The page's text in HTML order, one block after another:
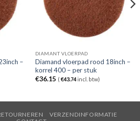
–
DIAMANT VLOERPAD
Diamand vloerpad rood 18inch –
korrel 400 – per stuk
€36.15 ( €43.74incl. btw)
VERZENDINFORMATIE